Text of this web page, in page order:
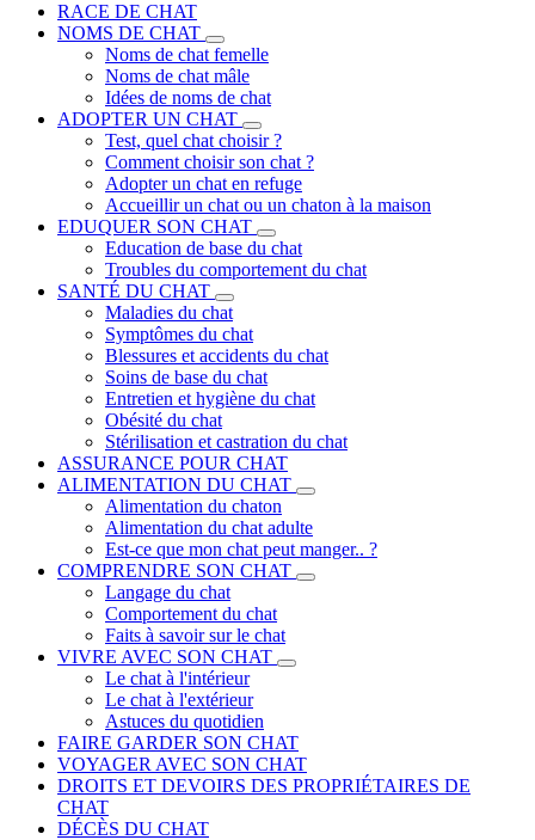
RACE DE CHAT
NOMS DE CHAT
Noms de chat femelle
Noms de chat mâle
Idées de noms de chat
ADOPTER UN CHAT
Test, quel chat choisir ?
Comment choisir son chat ?
Adopter un chat en refuge
Accueillir un chat ou un chaton à la maison
EDUQUER SON CHAT
Education de base du chat
Troubles du comportement du chat
SANTÉ DU CHAT
Maladies du chat
Symptômes du chat
Blessures et accidents du chat
Soins de base du chat
Entretien et hygiène du chat
Obésité du chat
Stérilisation et castration du chat
ASSURANCE POUR CHAT
ALIMENTATION DU CHAT
Alimentation du chaton
Alimentation du chat adulte
Est-ce que mon chat peut manger.. ?
COMPRENDRE SON CHAT
Langage du chat
Comportement du chat
Faits à savoir sur le chat
VIVRE AVEC SON CHAT
Le chat à l'intérieur
Le chat à l'extérieur
Astuces du quotidien
FAIRE GARDER SON CHAT
VOYAGER AVEC SON CHAT
DROITS ET DEVOIRS DES PROPRIÉTAIRES DE
CHAT
DÉCÈS DU CHAT